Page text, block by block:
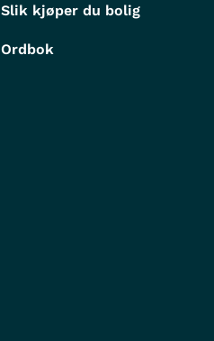
Slik kjøper du bolig
Ordbok